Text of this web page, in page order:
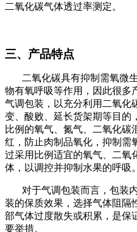
二氧化碳气体透过率测定。
三、 产品特点
二氧化碳具有抑制需氧微
物有氧呼吸等作用，因此很多
气调包装，以充分利用二氧化
变、酸败、延长货架期等目的
比例的氧气、氮气、二氧化碳
红，防止肉制品氧化，抑制需
过采用比例适宜的氧气、二氧
体，以调控并抑制水果的呼吸。
对于气调包装而言，包装
装的保质效果，选择气体阻隔
部气体过度散失或积累，是保
要举措。